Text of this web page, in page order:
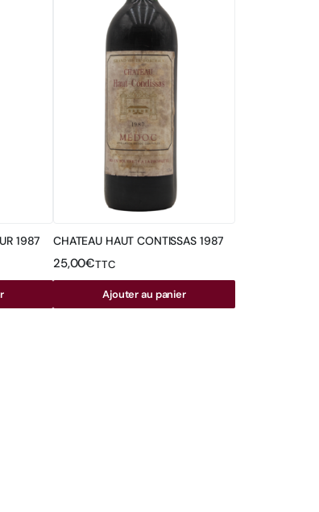
1987 CHATEAU HAUT CONTISSAS 1987
25,00€TTC
Ajouter au panier